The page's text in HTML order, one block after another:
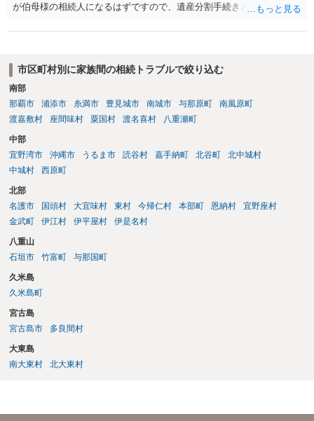
が伯母様の相続人になるはずですので、遺産分割手続きという形でお
に呼ばれなかったことについて慰謝料を請求する」と言ってこられて
しょうから、こちらから積極的に動く必要はないように見受けられま
す。 仮に訴訟を起こされるなどした場合には、遺産分割手続きで依頼
される弁護士の方に対応をお願いするのが良いのではないでしょう
か。 以上ご参考にしていただければ幸いです。
市区町村別に家族間の相続トラブルで絞り込む
南部
那覇市
浦添市 糸満市 豊見城市 南城市 与那原町
南風原町
渡嘉敷村
座間味村 粟国村 渡名喜村 八重瀬町
中部
宜野湾市
沖縄市 うるま市 読谷村 嘉手納町 北谷町
北中城村
中城村
西原町
北部
名護市
国頭村 大宜味村 東村 今帰仁村 本部町 恩納村
宜野座村
金武町
伊江村 伊平屋村 伊是名村
八重山
石垣市
竹富町 与那国町
久米島
久米島町
宮古島
宮古島市
多良間村
大東島
南大東村
北大東村